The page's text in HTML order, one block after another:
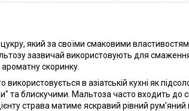
який за своїми смаковими
зазвичай використовують для смаження
скоринку.
в азіатській кухні як
та блискучими. Мальтоза часто входить до
страва матиме яскравий рівний рум'яний